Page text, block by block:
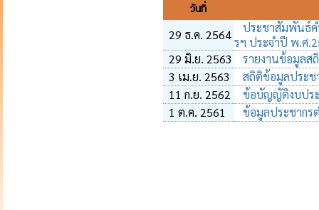
วันที่
29 ธ.ค. 2564
ประชาสัมพันธ์ค
รฯ ประจำปี พ.ศ
29 มิ.ย. 2563
รายงานข้อมูลส
3 เม.ย. 2563
สถิติข้อมูลประช
11 ก.ย. 2562
ข้อบัญญัติงบประ
1 ต.ค. 2561
ข้อมูลประชากร